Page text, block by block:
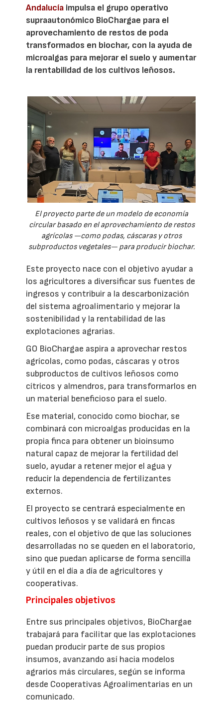
Andalucía impulsa el grupo operativo
supraautonómico BioChargae para el
aprovechamiento de restos de poda
transformados en biochar, con la ayuda de
microalgas para mejorar el suelo y aumentar
la rentabilidad de los cultivos leñosos.
El proyecto parte de un modelo de economía
circular basado en el aprovechamiento de restos
agrícolas —como podas, cáscaras y otros
subproductos vegetales— para producir biochar.
Este proyecto nace con el objetivo ayudar a
los agricultores a diversificar sus fuentes de
ingresos y contribuir a la descarbonización
del sistema agroalimentario y mejorar la
sostenibilidad y la rentabilidad de las
explotaciones agrarias.
GO BioChargae aspira a aprovechar restos
agrícolas, como podas, cáscaras y otros
subproductos de cultivos leñosos como
cítricos y almendros, para transformarlos en
un material beneficioso para el suelo.
Ese material, conocido como biochar, se
combinará con microalgas producidas en la
propia finca para obtener un bioinsumo
natural capaz de mejorar la fertilidad del
suelo, ayudar a retener mejor el agua y
reducir la dependencia de fertilizantes
externos.
El proyecto se centrará especialmente en
cultivos leñosos y se validará en fincas
reales, con el objetivo de que las soluciones
desarrolladas no se queden en el laboratorio,
sino que puedan aplicarse de forma sencilla
y útil en el día a día de agricultores y
cooperativas.
Principales objetivos
Entre sus principales objetivos, BioChargae
trabajará para facilitar que las explotaciones
puedan producir parte de sus propios
insumos, avanzando así hacia modelos
agrarios más circulares, según se informa
desde Cooperativas Agroalimentarias en un
comunicado.